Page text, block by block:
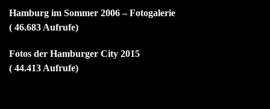
Hamburg im Sommer 2006 – Fotogalerie
( 46.683 Aufrufe)
Fotos der Hamburger City 2015
( 44.413 Aufrufe)